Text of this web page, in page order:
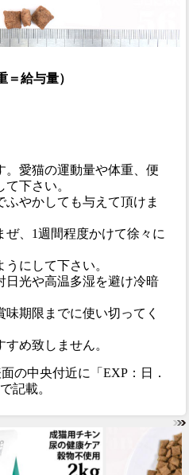
＝給与量）
愛猫の運動量や体重、便
下さい。
やかしても与えて頂けま
、1週間程度かけて徐々に
にして下さい。
光や高温多湿を避け冷暗
期限までに使い切ってく
め致しません。
の中央付近に「EXP：日．
記載。